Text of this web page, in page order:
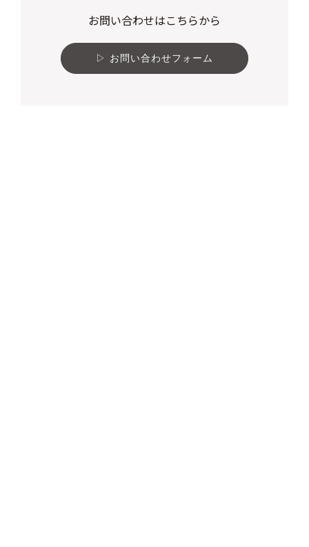
お問い合わせはこちらから
お問い合わせフォーム